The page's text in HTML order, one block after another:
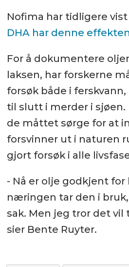
Nofima har tidligere
DHA har denne effekten
For å dokumentere
laksen, har forskerne
forsøk både i
til slutt i merder i sjøen.
de måttet sørge for at
forsvinner ut i naturen
gjort forsøk i alle
- Nå er olje godkjent for
næringen tar den i
sak. Men jeg tror det vil
sier Bente Ruyter.